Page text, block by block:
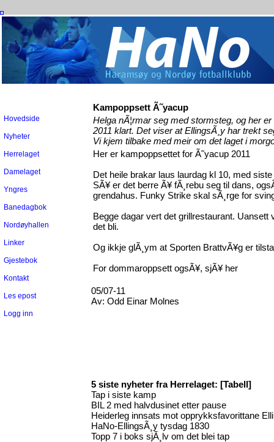
Hovedside
Nyheter
Herrelaget
Damelaget
Yngres
Banedagbok
Nordøyhallen
Linker
Gjestebok
Kontakt
Les epost
Logg inn
Kampoppsett Ã˜yacup
Helga nÃ¦rmar seg med stormsteg, og her er
2011 klart. Det viser at EllingsÃ¸y har trekt
Vi kjem tilbake med meir om det laget i
Her er kampoppsettet for Ã˜yacup 2011
Det heile brakar laus laurdag kl 10, med
SÃ¥ er det berre Ã¥ fÃ¸rebu seg til dans,
grendahus. Funky Strike skal sÃ¸rge for
Begge dagar vert det grillrestaurant. Uansett
det bli.
Og ikkje glÃ¸ym at Sporten BrattvÃ¥g er
For dommaroppsett ogsÃ¥, sjÃ¥ her
05/07-11
Av: Odd Einar Molnes
5 siste nyheter fra Herrelaget: [Tabell]
Tap i siste kamp
BIL 2 med halvdusinet etter pause
Heiderleg innsats mot opprykksfavorittane
HaNo-EllingsÃ¸y tysdag 1830
Topp 7 i boks sjÃ¸lv om det blei tap